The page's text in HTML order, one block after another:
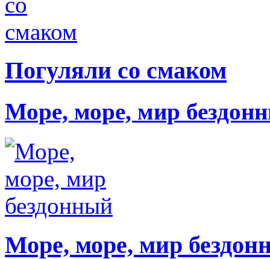
Погуляли со смаком
Море, море, мир
Море, море, мир